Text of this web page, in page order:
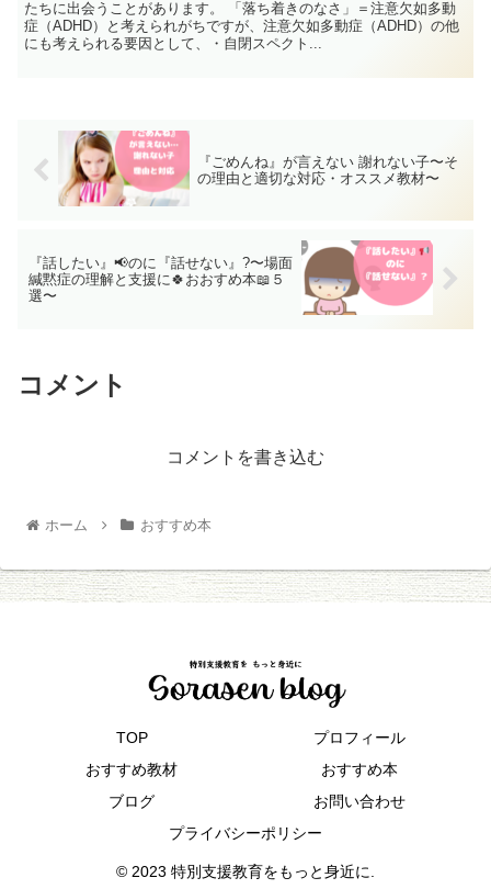
たちに出会うことがあります。 「落ち着きのなさ」＝注意欠如多動
症（ADHD）と考えられがちですが、注意欠如多動症（ADHD）の他
にも考えられる要因として、・自閉スペクト...
『ごめんね』が言えない 謝れない子〜そ
の理由と適切な対応・オススメ教材〜
『話したい』📢のに『話せない』?〜場面
緘黙症の理解と支援に🍀おおすめ本📖５
選〜
コメント
コメントを書き込む
ホーム おすすめ本
TOP
プロフィール
おすすめ教材
おすすめ本
ブログ
お問い合わせ
プライバシーポリシー
© 2023 特別支援教育をもっと身近に.